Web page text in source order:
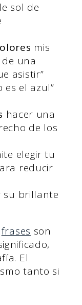
sol de
mis
una
asistir”
es el azul”
hacer una
de los
elegir tu
reducir
su brillante
frases son
El
tanto si